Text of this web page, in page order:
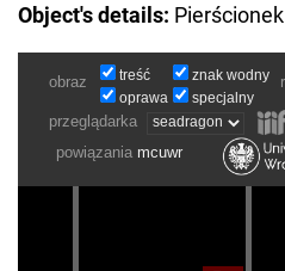
Object's details: Pierścionek